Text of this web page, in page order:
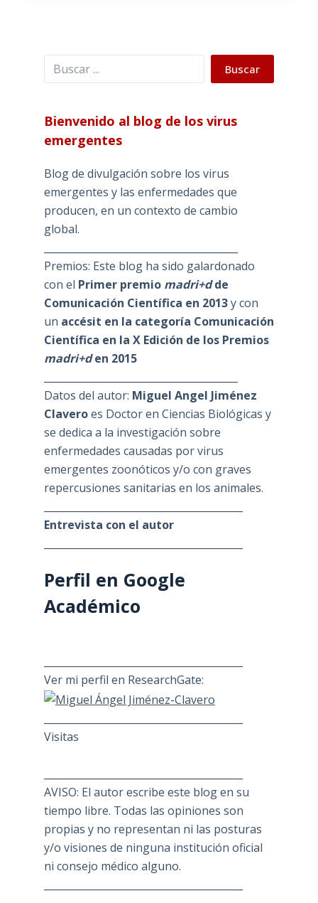
Buscar Buscar
Bienvenido al blog de los virus
emergentes
Blog de divulgación sobre los virus
emergentes y las enfermedades que
producen, en un contexto de cambio
global.
Premios: Este blog ha sido galardonado
con el Primer premio madri+dde
Comunicación Científica en 2013y con
un accésit en la categoría Comunicación
Científica en la X Edición de los Premios
madri+den 2015
Datos del autor: Miguel Angel Jiménez
Claveroes Doctor en Ciencias Biológicas y
se dedica a la investigación sobre
enfermedades causadas por virus
emergentes zoonóticos y/o con graves
repercusiones sanitarias en los animales.
Entrevista con el autor
Perfil en Google
Académico
Ver mi perfil en ResearchGate:
Visitas
AVISO: El autor escribe este blog en su
tiempo libre. Todas las opiniones son
propias y no representan ni las posturas
y/o visiones de ninguna institución oficial
ni consejo médico alguno.